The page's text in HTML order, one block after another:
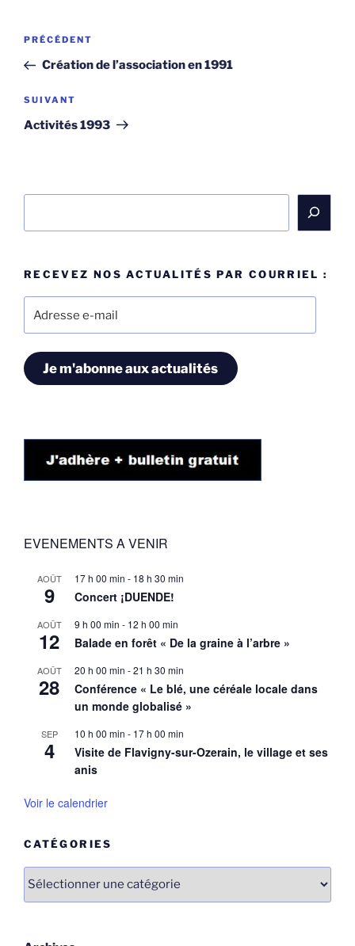
Navigation
l’article
Article
précédent
PRÉCÉDENT
Création de l’association en 1991
Article
suivant
SUIVANT
Activités 1993
RECEVEZ NOS ACTUALITÉS PAR COURRIEL :
e-
Je m'abonne aux actualités
EVENEMENTS A VENIR
AOÛT
9
17 h 00 min - 18 h 30 min
Concert ¡DUENDE!
AOÛT
12
9 h 00 min - 12 h 00 min
Balade en forêt « De la graine à l’arbre »
AOÛT
28
20 h 00 min -21 h 30 min
Conférence « Le blé, une céréale locale dans
un monde globalisé »
SEP
4
10 h 00 min - 17 h 00 min
Visite de Flavigny-sur-Ozerain, le village et ses
anis
Voir le calendrier
CATÉGORIES
Catégories